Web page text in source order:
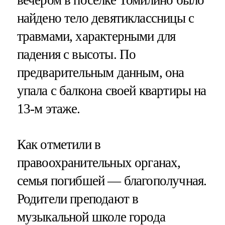
найдено тело девятиклассницы с
травмами, характерными для
падения с высоты. По
предварительным данным, она
упала с балкона своей квартиры на
13-м этаже.
Как отметили в
правоохранительных органах,
семья погибшей — благополучная.
Родители преподают в
музыкальной школе города